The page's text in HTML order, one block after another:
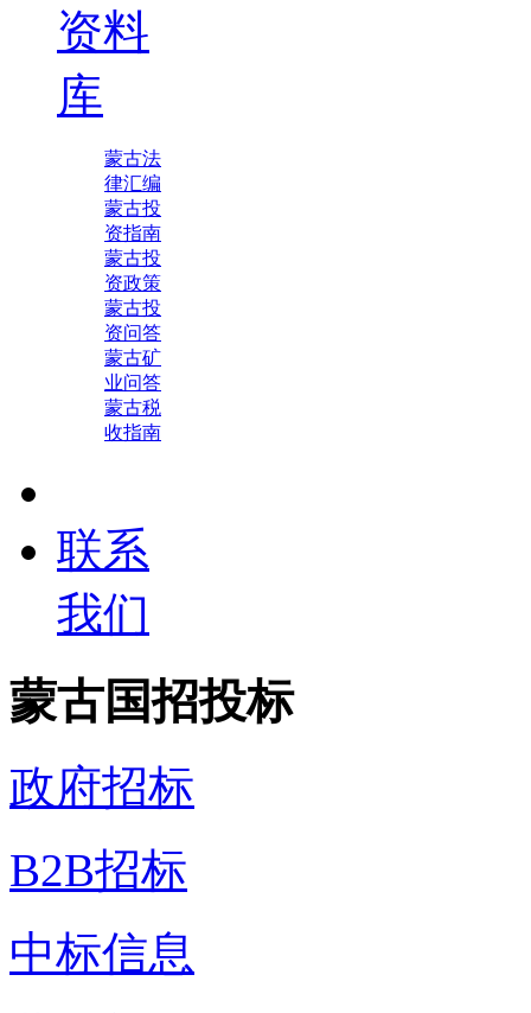
资料
库
蒙古法
律汇编
蒙古投
资指南
蒙古投
资政策
蒙古投
资问答
蒙古矿
业问答
蒙古税
收指南
联系
我们
蒙古国招投标
政府招标
B2B招标
中标信息